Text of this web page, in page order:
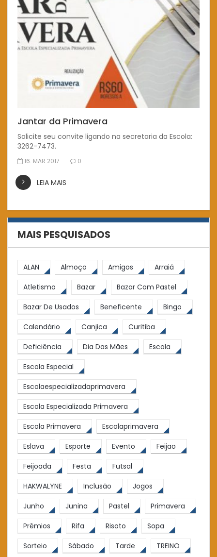
Jantar da Primavera
Solicite seu convite ligando na secretaria da Escola:
3262-7473.
16. MAR 2017 0
LEIA MAIS
MAIS PESQUISADOS
ALAN Almoço Amigos Arraiá
Atletismo Bazar Bazar Com Pastel
Bazar De Usados Beneficente Bingo
Calendário Canjica Curitiba
Deficiência Dia Das Mães Escola
Escola Especial
Escolaespecializadaprimavera
Escola Especializada Primavera
Escola Primavera Escolaprimavera
Eslava Esporte Evento Feijao
Feijoada Festa Futsal
HAKWALYNE Inclusão Jogos
Junho Junina Pastel Primavera
Prêmios Rifa Risoto Sopa
Sorteio Sábado Tarde TREINO